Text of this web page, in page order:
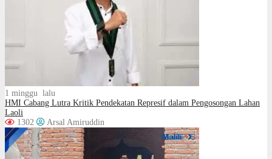
1 minggu lalu
HMI Cabang Lutra Kritik Pendekatan Represif dalam Pengosongan Lahan
Laoli
1302
Arsal Amiruddin